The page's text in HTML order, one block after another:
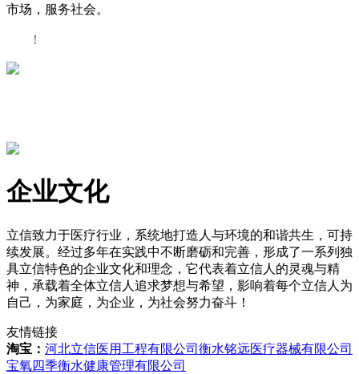
市场，服务社会。
！
企业文化
立信致力于医疗行业，系统地打造人与环境的和谐共生，可持
续发展。经过多年在实践中不断磨砺和完善，形成了一系列独
具立信特色的企业文化和理念，它代表着立信人的灵魂与精
神，承载着全体立信人追求梦想与希望，影响着每个立信人为
自己，为家庭，为企业，为社会努力奋斗！
友情链接
淘宝： 河北立信医用工程有限公司 衡水铭远医疗器械有限公司
宝氧四季衡水健康管理有限公司